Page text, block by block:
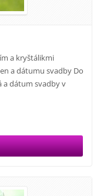
a kryštálikmi
a dátumu svadby Do
a dátum svadby v